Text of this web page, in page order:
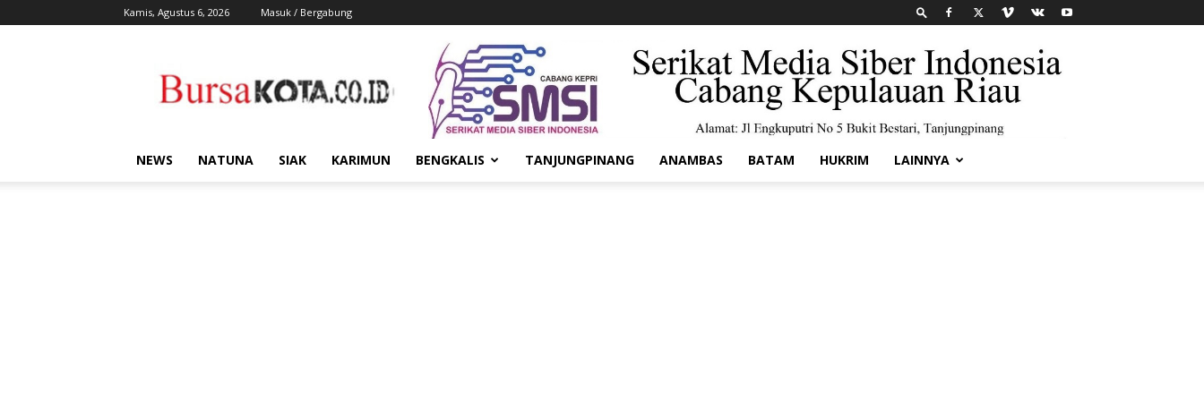
Kamis, Agustus 6, 2026 Masuk / Bergabung
Kota
NEWS NATUNA SIAK KARIMUN BENGKALIS TANJUNGPINANG ANAMBAS BATAM HUKRIM LAINNYA